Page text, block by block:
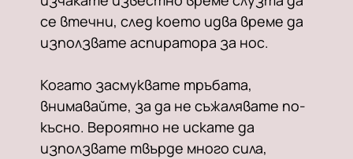
се втечни, след което идва време да
използвате аспиратора за нос.
Когато засмуквате тръбата,
внимавайте, за да не съжалявате по-
късно. Вероятно не искате да
използвате твърде много сила,